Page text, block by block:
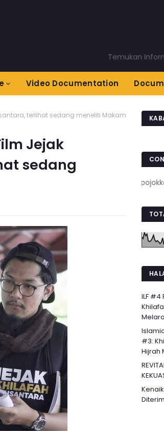
Temukan Informasi
Video Documentation
terlihat sedang meneliti Makam
Jejak
sedang
ILF #4
#3:
Hijrah